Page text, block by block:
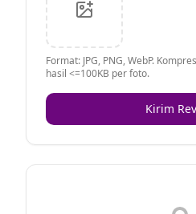
Format: JPG, PNG, WebP.
hasil <=100KB per foto.
Kirim